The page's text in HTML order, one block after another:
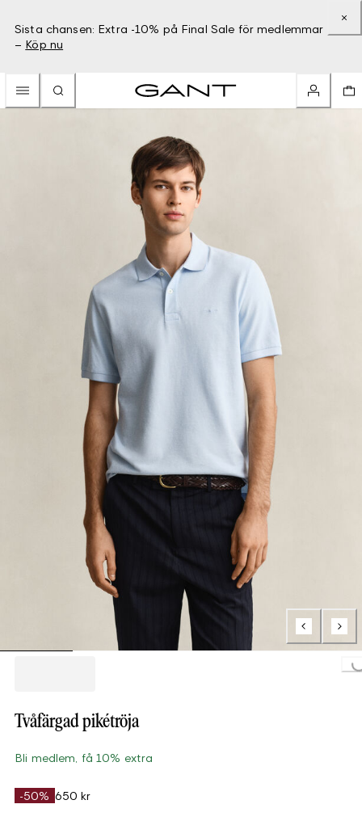
Sista chansen: Extra -10% på Final Sale för medlemmar
– Köp nu
Loading...
Tvåfärgad pikétröja
Bli medlem, få 10% extra
-50% 650 kr